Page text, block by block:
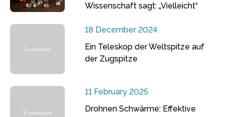
Wissenschaft sagt: „Vielleicht“
18 December 2024
Ein Teleskop der Weltspitze auf
der Zugspitze
11 February 2025
Drohnen Schwärme: Effektive